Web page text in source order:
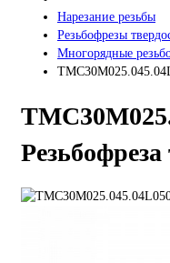
Нарезание резьбы
Резьбофрезы
Многорядные